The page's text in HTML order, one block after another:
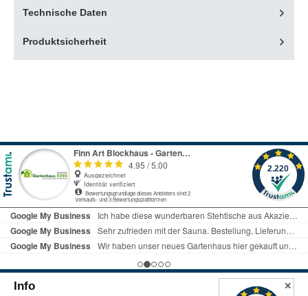
Technische Daten
Produktsicherheit
Info ✕